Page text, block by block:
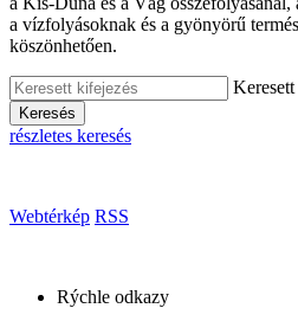
a vízfolyásoknak és a gyönyörű
köszönhetően.
Keresés
részletes keresés
Webtérkép RSS
Rýchle odkazy